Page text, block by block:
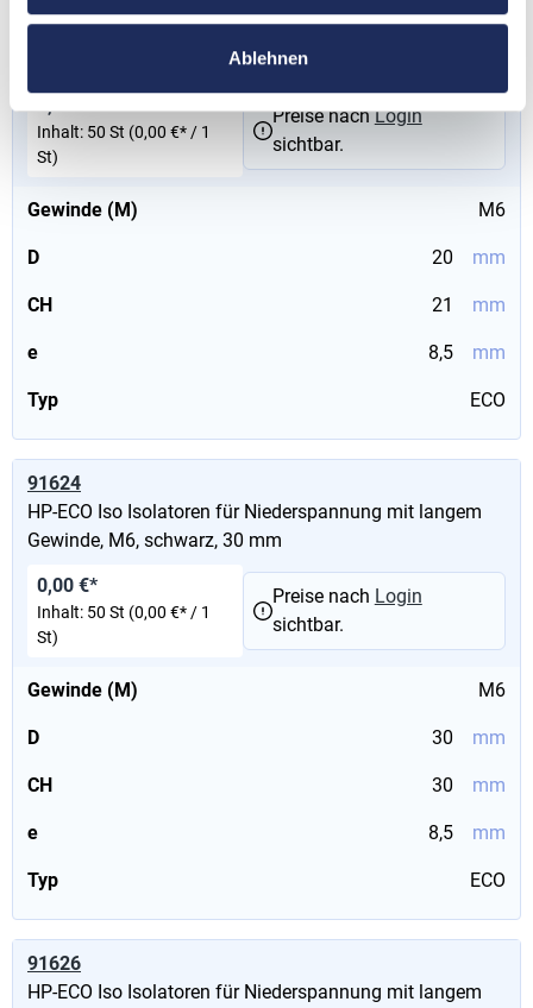
Ablehnen
HP-ECO Iso Isolatoren für Niederspannung mit langem
Gewinde, M6, schwarz, 30 mm
Gewinde (M) M6
D 20 mm
CH 21 mm
e 8,5 mm
Typ ECO
0,00 €*
Inhalt: 50 St (0,00 €* / 1
St)
Preise nachLogin
sichtbar.
91624
HP-ECO Iso Isolatoren für Niederspannung mit langem
Gewinde, M6, schwarz, 30 mm
Gewinde (M) M6
D 30 mm
CH 30 mm
e 8,5 mm
Typ ECO
0,00 €*
Inhalt: 50 St (0,00 €* / 1
St)
Preise nach Login
sichtbar.
91626
HP-ECO Iso Isolatoren für Niederspannung mit langem